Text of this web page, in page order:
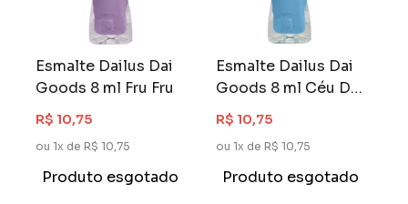
Esmalte Dailus Dai
Goods 8 ml Fru Fru
R$ 10,75
ou 1x de R$ 10,75
Produto esgotado
Esmalte Dailus Dai
Goods 8 ml Céu De
Verão
R$ 10,75
ou 1x de R$ 10,75
Produto esgotado